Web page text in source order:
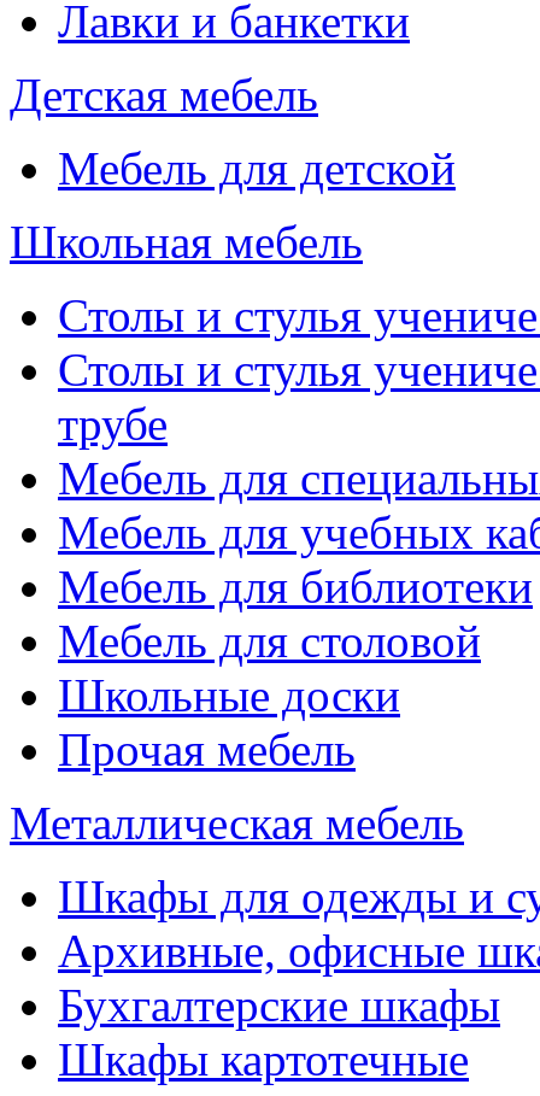
Лавки и банкетки
Детская мебель
Мебель для детской
Школьная мебель
Столы и стулья
Столы и стулья
трубе
Мебель для
Мебель для учебных
Мебель для библиотеки
Мебель для столовой
Школьные доски
Прочая мебель
Металлическая мебель
Шкафы для одежды и
Архивные, офисные
Бухгалтерские шкафы
Шкафы картотечные